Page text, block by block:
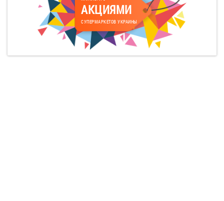
АКЦИЯМИ
СУПЕРМАРКЕТОВ УКРАИНЫ